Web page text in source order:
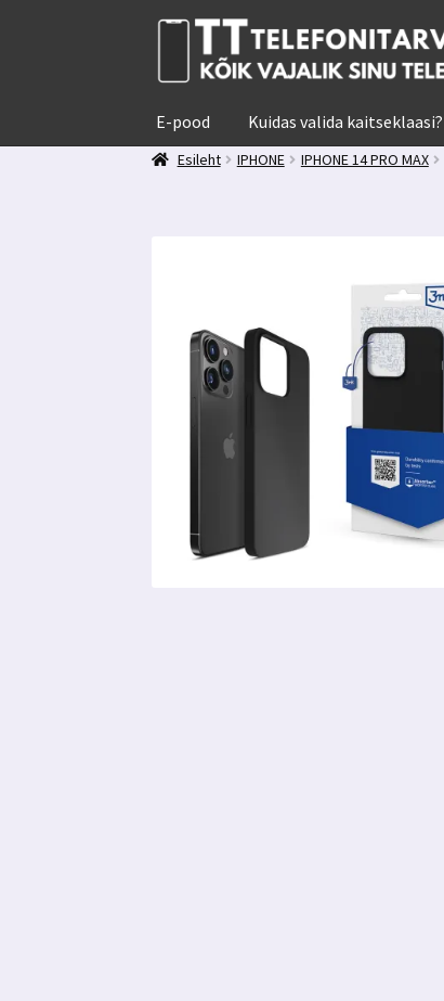
Liigu
navigeerimisele
Liigu
juurde
E-pood Kuidas valida kaitseklaasi?
Esileht
IPHONE IPHONE 14 PRO MAX